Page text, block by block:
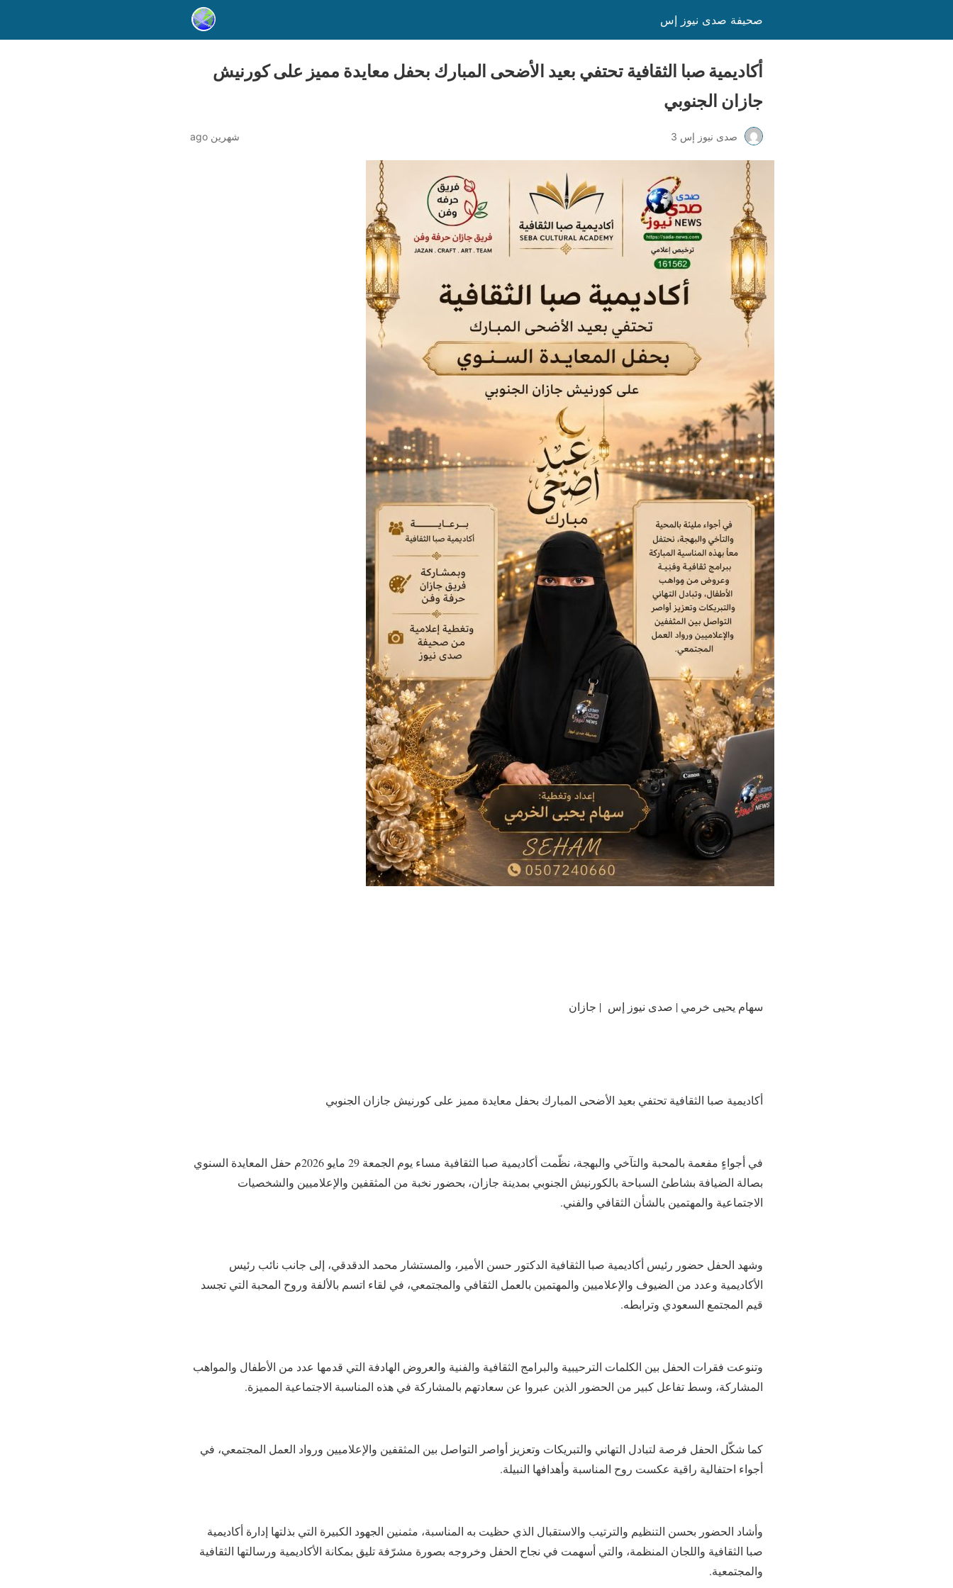
صحيفة صدى نيوز إس
أكاديمية صبا الثقافية تحتفي بعيد الأضحى المبارك بحفل معايدة مميز على كورنيش
جازان الجنوبي
صدى نيوز إس 3 شهرين ago
سهام يحيى خرمي | صدى نيوز إس | جازان
أكاديمية صبا الثقافية تحتفي بعيد الأضحى المبارك بحفل معايدة مميز على كورنيش جازان الجنوبي
في أجواءٍ مفعمة بالمحبة والتآخي والبهجة، نظّمت أكاديمية صبا الثقافية مساء يوم الجمعة 29 مايو 2026م حفل المعايدة السنوي
بصالة الضيافة بشاطئ السباحة بالكورنيش الجنوبي بمدينة جازان، بحضور نخبة من المثقفين والإعلاميين والشخصيات
الاجتماعية والمهتمين بالشأن الثقافي والفني.
وشهد الحفل حضور رئيس أكاديمية صبا الثقافية الدكتور حسن الأمير، والمستشار محمد الدقدقي، إلى جانب نائب رئيس
الأكاديمية وعدد من الضيوف والإعلاميين والمهتمين بالعمل الثقافي والمجتمعي، في لقاء اتسم بالألفة وروح المحبة التي تجسد
قيم المجتمع السعودي وترابطه.
وتنوعت فقرات الحفل بين الكلمات الترحيبية والبرامج الثقافية والفنية والعروض الهادفة التي قدمها عدد من الأطفال والمواهب
المشاركة، وسط تفاعل كبير من الحضور الذين عبروا عن سعادتهم بالمشاركة في هذه المناسبة الاجتماعية المميزة.
كما شكّل الحفل فرصة لتبادل التهاني والتبريكات وتعزيز أواصر التواصل بين المثقفين والإعلاميين ورواد العمل المجتمعي، في
أجواء احتفالية راقية عكست روح المناسبة وأهدافها النبيلة.
وأشاد الحضور بحسن التنظيم والترتيب والاستقبال الذي حظيت به المناسبة، مثمنين الجهود الكبيرة التي بذلتها إدارة أكاديمية
صبا الثقافية واللجان المنظمة، والتي أسهمت في نجاح الحفل وخروجه بصورة مشرّفة تليق بمكانة الأكاديمية ورسالتها الثقافية
والمجتمعية.